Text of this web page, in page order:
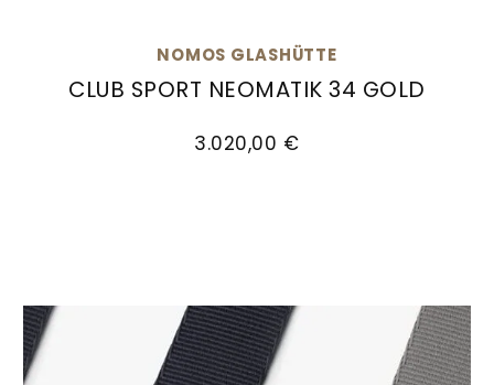
NOMOS GLASHÜTTE
CLUB SPORT NEOMATIK 34 GOLD
3.020,00 €